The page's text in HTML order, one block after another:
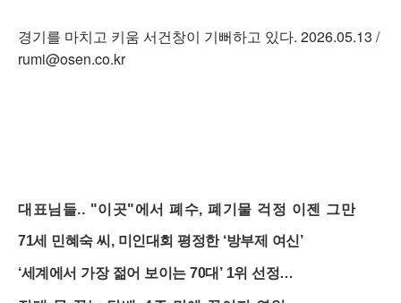
경기를 마치고 키움 서건창이 기뻐하고 있다. 2026.05.13 /
rumi@osen.co.kr